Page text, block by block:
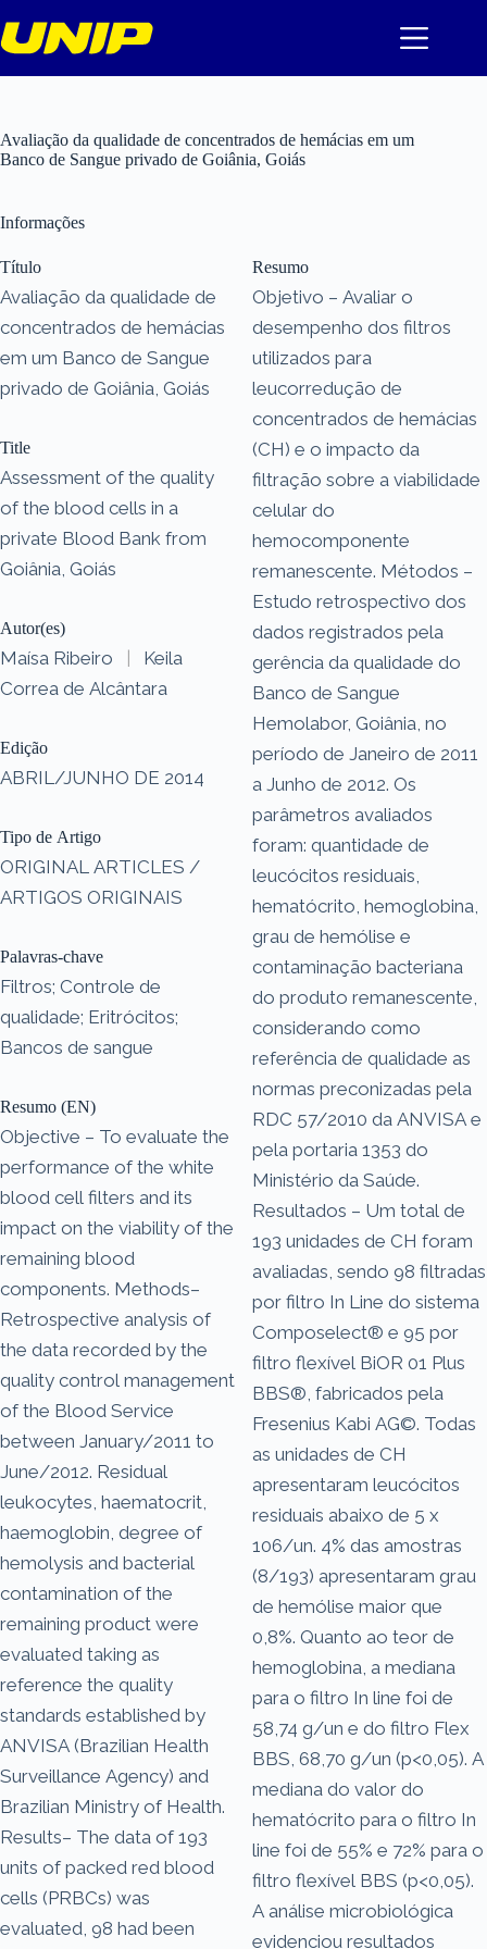
para
o
Avaliação da qualidade de concentrados de hemácias em um
Banco de Sangue privado de Goiânia, Goiás
Informações
Título
Avaliação da qualidade de
concentrados de hemácias
em um Banco de Sangue
privado de Goiânia, Goiás
Title
Assessment of the quality
of the blood cells in a
private Blood Bank from
Goiânia, Goiás
Autor(es)
Maísa Ribeiro |
Keila
Correa de Alcântara
Edição
ABRIL/JUNHO DE 2014
Tipo de Artigo
ORIGINAL ARTICLES /
ARTIGOS ORIGINAIS
Palavras-chave
Filtros; Controle de
qualidade; Eritrócitos;
Bancos de sangue
Resumo (EN)
Objective – To evaluate the
performance of the white
blood cell filters and its
impact on the viability of the
remaining blood
components. Methods–
Retrospective analysis of
the data recorded by the
quality control management
of the Blood Service
between January/2011 to
June/2012. Residual
leukocytes, haematocrit,
haemoglobin, degree of
hemolysis and bacterial
contamination of the
remaining product were
evaluated taking as
reference the quality
standards established by
ANVISA (Brazilian Health
Surveillance Agency) and
Brazilian Ministry of Health.
Results– The data of 193
units of packed red blood
cells (PRBCs) was
evaluated, 98 had been
Resumo
Objetivo – Avaliar o
desempenho dos filtros
utilizados para
leucorredução de
concentrados de hemácias
(CH) e o impacto da
filtração sobre a viabilidade
celular do
hemocomponente
remanescente. Métodos –
Estudo retrospectivo dos
dados registrados pela
gerência da qualidade do
Banco de Sangue
Hemolabor, Goiânia, no
período de Janeiro de 2011
a Junho de 2012. Os
parâmetros avaliados
foram: quantidade de
leucócitos residuais,
hematócrito, hemoglobina,
grau de hemólise e
contaminação bacteriana
do produto remanescente,
considerando como
referência de qualidade as
normas preconizadas pela
RDC 57/2010 da ANVISA e
pela portaria 1353 do
Ministério da Saúde.
Resultados – Um total de
193 unidades de CH foram
avaliadas, sendo 98 filtradas
por filtro In Line do sistema
Composelect® e 95 por
filtro flexível BiOR 01 Plus
BBS®, fabricados pela
Fresenius Kabi AG©. Todas
as unidades de CH
apresentaram leucócitos
residuais abaixo de 5 x
106/un. 4% das amostras
(8/193) apresentaram grau
de hemólise maior que
0,8%. Quanto ao teor de
hemoglobina, a mediana
para o filtro In line foi de
58,74 g/un e do filtro Flex
BBS, 68,70 g/un (p<0,05). A
mediana do valor do
hematócrito para o filtro In
line foi de 55% e 72% para o
filtro flexível BBS (p<0,05).
A análise microbiológica
evidenciou resultados